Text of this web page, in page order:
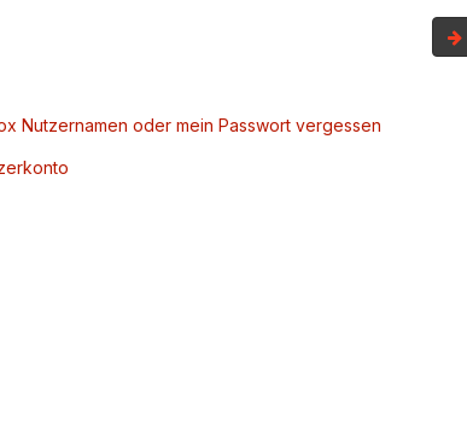
Nutzernamen oder mein Passwort vergessen